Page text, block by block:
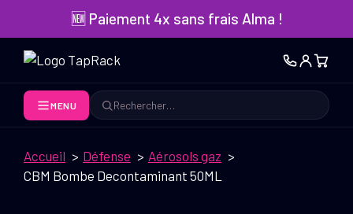
contenu
🆕 Paiement 4x sans frais Alma !
MENU
Rechercher
Accueil Défense
Aérosols gaz
CBM Bombe Decontaminant 50ML